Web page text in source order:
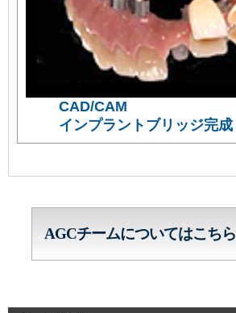
CAD/CAM
インプラントブリッジ完成
AGCチームについてはこちら